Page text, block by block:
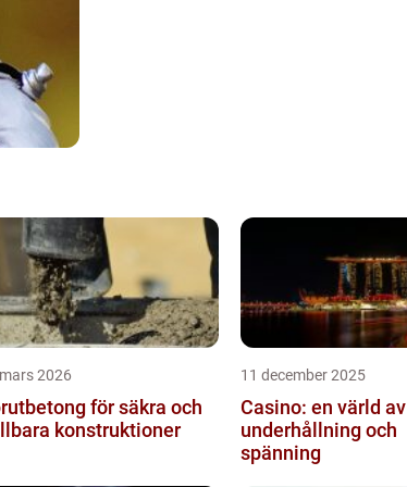
2026
för säkra och
konstruktioner
11 december 2025
Casino: en värld av
underhållning och
spänning